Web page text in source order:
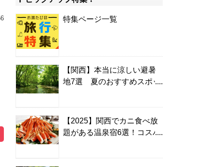
特集ページ一覧
【関西】本当に涼しい避暑
地7選 夏のおすすめスポッ
【2025】関西でカニ食べ放
題がある温泉宿6選！コスパ